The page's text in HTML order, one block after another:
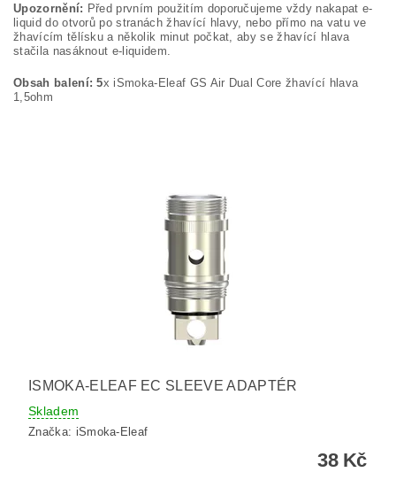
Upozornění: Před prvním použitím doporučujeme vždy nakapat e-
liquid do otvorů po stranách žhavící hlavy, nebo přímo na vatu ve
žhavícím tělísku a několik minut počkat, aby se žhavící hlava
stačila nasáknout e-liquidem.
Obsah balení: 5x iSmoka-Eleaf GS Air Dual Core žhavící hlava
1,5ohm
ISMOKA-ELEAF EC SLEEVE ADAPTÉR
Skladem
Značka: iSmoka-Eleaf
38 Kč